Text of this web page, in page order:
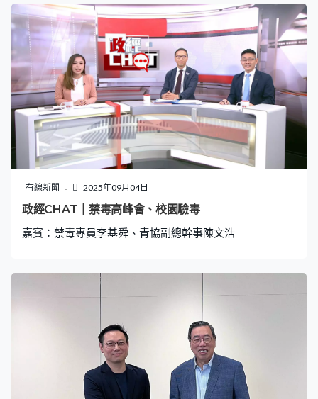
羅競輝的表外甥許楨傾談，了解這段抗戰歷史。 一行人隨
後到訪位於沙頭角石涌凹的三級歷史建築「羅家大屋」，
「羅家大屋」現改建為香港沙頭角抗戰紀念館，孫玉菡介
紹這座由巴拿馬華僑羅奕輝於1930年興建的大屋，在日佔
時期成為東江縱隊港九獨立大隊的活動基地及交通站，在
抗日活動中舉足輕重，令人感動的是，羅家共有11位成員
毅然投身中國共產黨領導的抗日游擊隊，是香港舉家抗日
的傑出代表。 孫玉菡說香港於抗戰時期並不是旁觀者，而
是共同經歷烽火歲月的見證者和參與者，中共抗戰遺址遍
佈全港，誠邀大眾到訪參觀，一方面銘記歷史，也更加珍
惜今日來之不易的和平。
有線新聞 2025年09月04日
政經CHAT｜禁毒高峰會、校園驗毒
嘉賓：禁毒專員李基舜、青協副總幹事陳文浩